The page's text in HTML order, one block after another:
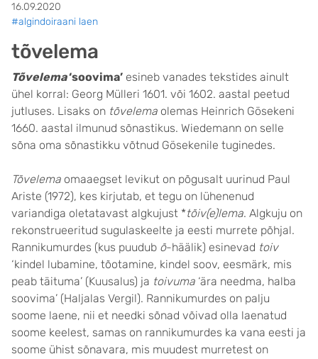
16.09.2020
#algindoiraani laen
tõvelema
Tõvelema‘soovima’ esineb vanades tekstides ainult
ühel korral: Georg Mülleri 1601. või 1602. aastal peetud
jutluses. Lisaks on tõvelema olemas Heinrich Gösekeni
1660. aastal ilmunud sõnastikus. Wiedemann on selle
sõna oma sõnastikku võtnud Gösekenile tuginedes.
Tõvelema omaaegset levikut on põgusalt uurinud Paul
Ariste (1972), kes kirjutab, et tegu on lühenenud
variandiga oletatavast algkujust *tõiv(e)lema. Algkuju on
rekonstrueeritud sugulaskeelte ja eesti murrete põhjal.
Rannikumurdes (kus puudub õ-häälik) esinevad toiv
‘kindel lubamine, tõotamine, kindel soov, eesmärk, mis
peab täituma’ (Kuusalus) ja toivuma ‘ära needma, halba
soovima’ (Haljalas Vergil). Rannikumurdes on palju
soome laene, nii et needki sõnad võivad olla laenatud
soome keelest, samas on rannikumurdes ka vana eesti ja
soome ühist sõnavara, mis muudest murretest on